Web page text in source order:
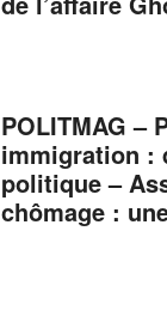
POLITMAG –
immigration :
politique –
chômage :